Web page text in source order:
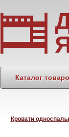
Каталог
Кровати